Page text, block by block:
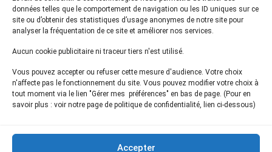
données telles que le comportement de navigation ou les ID uniques sur ce
site ou d’obtenir des statistiques d’usage anonymes de notre site pour
analyser la fréquentation de ce site et améliorer nos services.
Aucun cookie publicitaire ni traceur tiers n'est utilisé.
Vous pouvez accepter ou refuser cette mesure d'audience. Votre choix
n'affecte pas le fonctionnement du site. Vous pouvez modifier votre choix à
tout moment via le lien "Gérer mes préférences" en bas de page. (Pour en
savoir plus : voir notre page de politique de confidentialité, lien ci-dessous)
Accepter
Presse
Informations légales
Plan du site
Inscrivez-vous à notrenewsletter